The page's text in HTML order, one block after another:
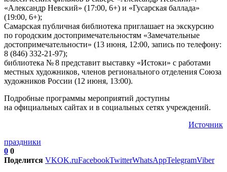
«Александр Невский» (17:00, 6+) и «Гусарская баллада»
(19:00, 6+);
Самарская публичная библиотека приглашает на экскурсию
по городским достопримечательностям «Замечательные
достопримечательности» (13 июня, 12:00, запись по телефону:
8 (846) 332‑21‑97);
библиотека № 8 представит выставку «Истоки» с работами
местных художников, членов регионального отделения Союза
художников России (12 июня, 13:00).
Подробные программы мероприятий доступны
на официальных сайтах и в социальных сетях учреждений.
Источник
праздники
0 0
Поделится VKOK.ruFacebookTwitterWhatsAppTelegramViber